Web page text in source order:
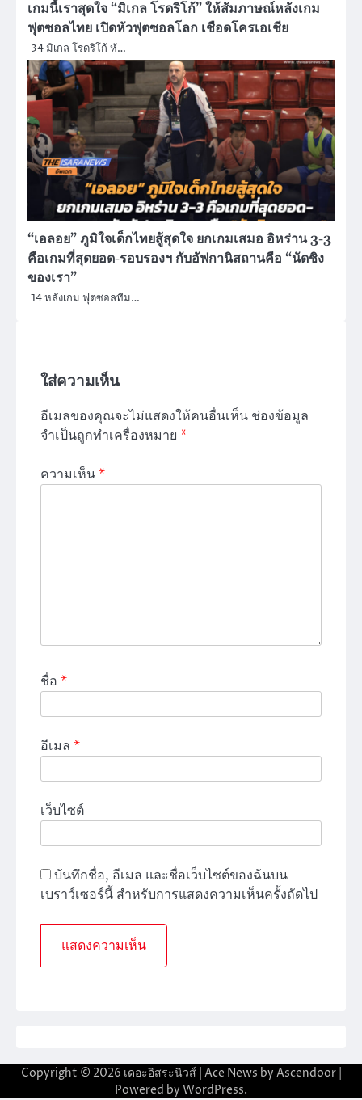
เกมนี้เราสุดใจ “มิเกล โรดริโก้” ให้สัมภาษณ์หลังเกม
ฟุตซอลไทย เปิดหัวฟุตซอลโลก เชือดโครเอเชีย
34 มิเกล โรดริโก้ หั…
“เอลอย” ภูมิใจเด็กไทยสู้สุดใจ ยกเกมเสมอ อิหร่าน 3-3
คือเกมที่สุดยอด-รอบรองฯ กับอัฟกานิสถานคือ “นัดชิง
ของเรา”
14 หลังเกม ฟุตซอลทีม…
ใส่ความเห็น
อีเมลของคุณจะไม่แสดงให้คนอื่นเห็น ช่องข้อมูล
จำเป็นถูกทำเครื่องหมาย *
ความเห็น*
ชื่อ *
อีเมล *
เว็บไซต์
บันทึกชื่อ, อีเมล และชื่อเว็บไซต์ของฉันบน
เบราว์เซอร์นี้ สำหรับการแสดงความเห็นครั้งถัดไป
Copyright © 2026 เดอะอิสระนิวส์ | Ace News by Ascendoor|
Powered by WordPress.